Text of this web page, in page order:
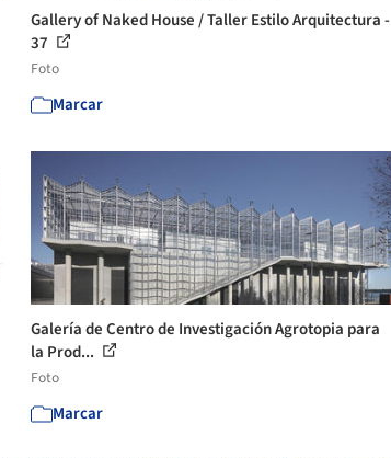
Gallery of Naked House / Taller Estilo Arquitectura -
37
Foto
Marcar
Galería de Centro de Investigación Agrotopia para
la Prod...
Foto
Marcar